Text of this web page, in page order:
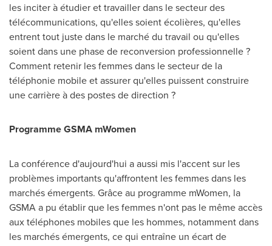
les inciter à étudier et travailler dans le secteur des
télécommunications, qu'elles soient écolières, qu'elles
entrent tout juste dans le marché du travail ou qu'elles
soient dans une phase de reconversion professionnelle ?
Comment retenir les femmes dans le secteur de la
téléphonie mobile et assurer qu'elles puissent construire
une carrière à des postes de direction ?
Programme GSMA mWomen
La conférence d'aujourd'hui a aussi mis l'accent sur les
problèmes importants qu'affrontent les femmes dans les
marchés émergents. Grâce au programme mWomen, la
GSMA a pu établir que les femmes n'ont pas le même accès
aux téléphones mobiles que les hommes, notamment dans
les marchés émergents, ce qui entraîne un écart de